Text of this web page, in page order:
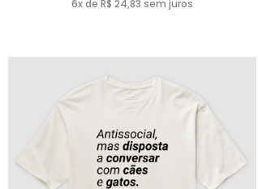
6x de R$ 24,83 sem juros